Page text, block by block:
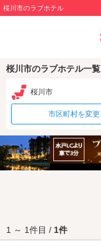
桜川市のラブホテル
桜川市のラブホテル一覧
桜川市
市区町村を変更
1 ～ 1件目 / 1件